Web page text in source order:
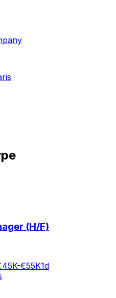
(H/F)
€55K1d